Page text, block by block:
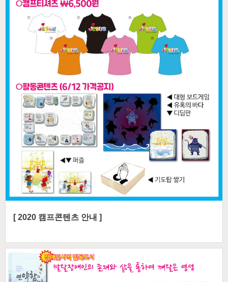
[ 2020 캠프콘텐츠 안내 ]